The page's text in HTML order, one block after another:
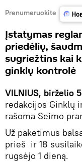
Prenumeruokite
Įstatymas
priedėlių,
sugriežtins kai
ginklų kontrolė
VILNIUS, birželio
redakcijos Ginklų
rašoma Seimo
Už paketimus
prieš ir 18
rugsėjo 1 dieną.